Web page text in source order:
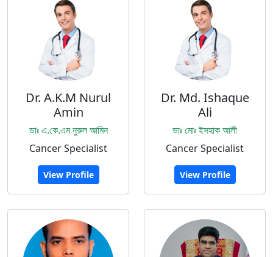
Dr. A.K.M Nurul
Amin
ডাঃ এ.কে.এম নুরুল আমিন
Cancer Specialist
View Profile
Dr. Md. Ishaque
Ali
ডাঃ মোঃ ইসহাক আলী
Cancer Specialist
View Profile